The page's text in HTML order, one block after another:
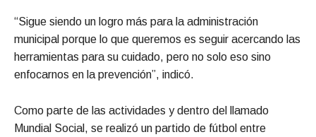
“Sigue siendo un logro más para la administración
municipal porque lo que queremos es seguir acercando las
herramientas para su cuidado, pero no solo eso sino
enfocarnos en la prevención”, indicó.
Como parte de las actividades y dentro del llamado
Mundial Social, se realizó un partido de fútbol entre